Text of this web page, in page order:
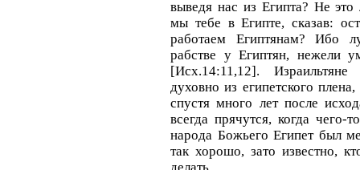
выведя нас из Египта? Не
мы тебе в Египте, сказав:
работаем Египтянам? Ибо
рабстве у Египтян, нежели
[Исх.14:11,12].
духовно из египетского
спустя много лет после
всегда прячутся, когда чего-
народа Божьего Египет был
так хорошо, зато известно,